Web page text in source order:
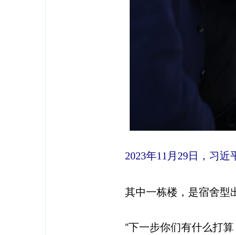
2023年11月29日，习
其中一栋楼，是宿舍型出
“下一步你们有什么打算